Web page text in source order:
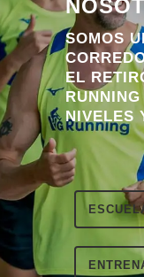
SOMOS
EL
NIVELES